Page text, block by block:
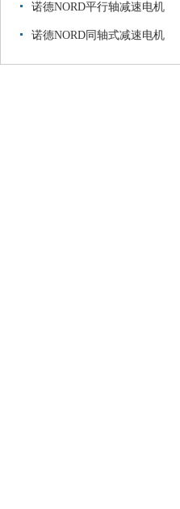
诺德NORD平行轴减速电机
诺德NORD同轴式减速电机